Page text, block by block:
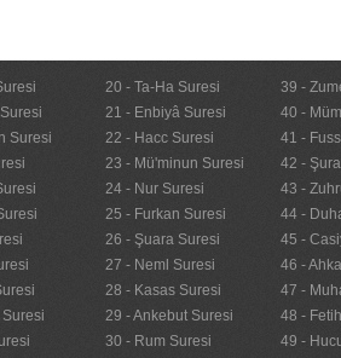
Suresi
20 - Ta-Ha Suresi
21 - Enbiyâ Suresi
22 - Hacc Suresi
23 - Mü'minun Suresi
24 - Nur Suresi
25 - Furkan Suresi
26 - Şuara Suresi
27 - Neml Suresi
28 - Kasas Suresi
29 - Ankebut Suresi
30 - Rum Suresi
39 -
40 -
41 -
42 -
43 -
44 -
45 -
46 -
47 -
48 -
49 -